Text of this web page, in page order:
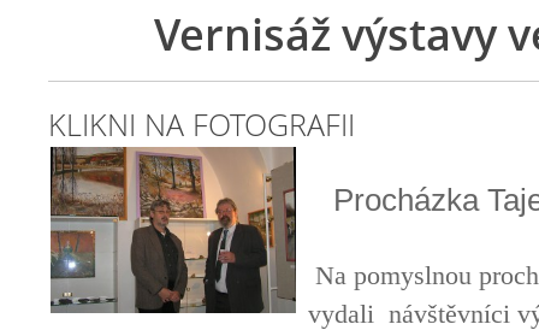
Vernisáž výstavy
KLIKNI NA FOTOGRAFII
Procházka
Na pomyslnou
vydali návštěvníci